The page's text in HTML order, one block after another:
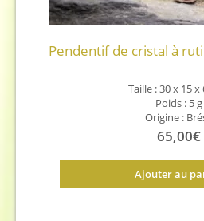
Pendentif de cristal à
Taille : 30 x 15 x
Poids : 5 g
Origine :
65,00€
Ajouter au